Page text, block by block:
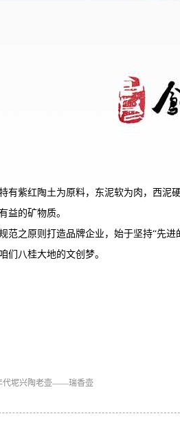
有紫红陶土为原料，东泥软为肉，西
益的矿物质。
范之原则打造品牌企业，始于坚持“先
们八桂大地的文创梦。
代坭兴陶老壶——瑞香壶